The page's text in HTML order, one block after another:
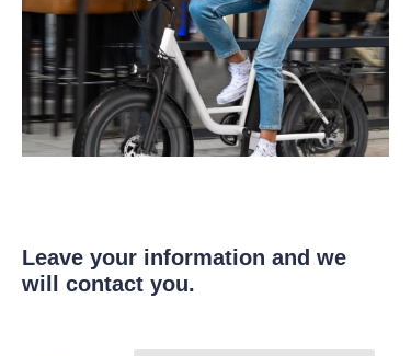
Leave your information and we
will contact you.